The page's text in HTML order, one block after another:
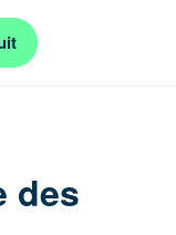
des